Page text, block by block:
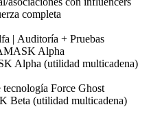
completa
| Auditoría + Pruebas
Alpha
Alpha (utilidad multicadena)
Force Ghost
Beta (utilidad multicadena)